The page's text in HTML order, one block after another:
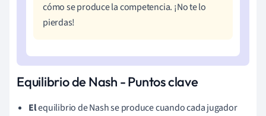
cómo se produce la competencia. ¡No te lo
pierdas!
Equilibrio de Nash - Puntos clave
Elequilibrio de Nash se produce cuando cada jugador